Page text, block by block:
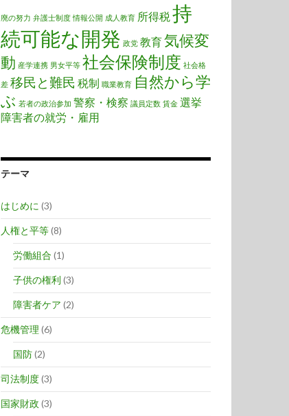
廃の努力 弁護士制度 情報公開 成人教育 所得税持
続可能な開発 政党 教育気候変
動 産学連携 男女平等 社会保険制度 社会格
差 移民と難民 税制 職業教育 自然から学
ぶ 若者の政治参加 警察・検察 議員定数 賃金 選挙
障害者の就労・雇用
テーマ
はじめに (3)
人権と平等(8)
労働組合 (1)
子供の権利 (3)
障害者ケア (2)
危機管理 (6)
国防(2)
司法制度(3)
国家財政 (3)